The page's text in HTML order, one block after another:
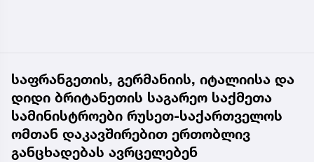
საფრანგეთის, გერმანიის, იტალიისა და
დიდი ბრიტანეთის საგარეო საქმეთა
სამინისტროები რუსეთ-საქართველოს
ომთან დაკავშირებით ერთობლივ
განცხადებას ავრცელებენ